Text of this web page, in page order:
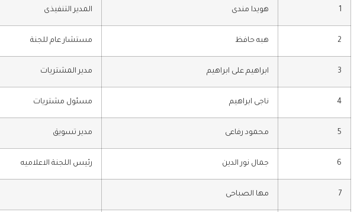
1 هويدا مندى المدير التنفيذى
2 هبه حافظ مستشار عام للجنة
3 ابراهيم على ابراهيم مدير المشتريات
4 ناجى ابراهيم مسئول مشتريات
5 محمود رفاعى مدير تسويق
6 جمال نور الدين رئيس اللجنة الاعلاميه
7 مها الصباحى